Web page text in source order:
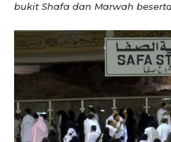
bukit Shafa dan Marwah